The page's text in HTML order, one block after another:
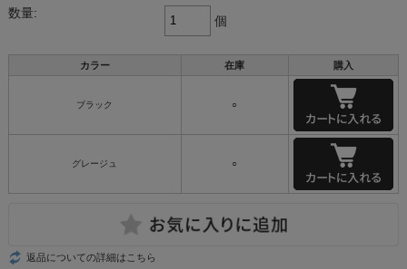
数量:
個
カラー 在庫 購入
ブラック ○
グレージュ ○
返品についての詳細はこちら